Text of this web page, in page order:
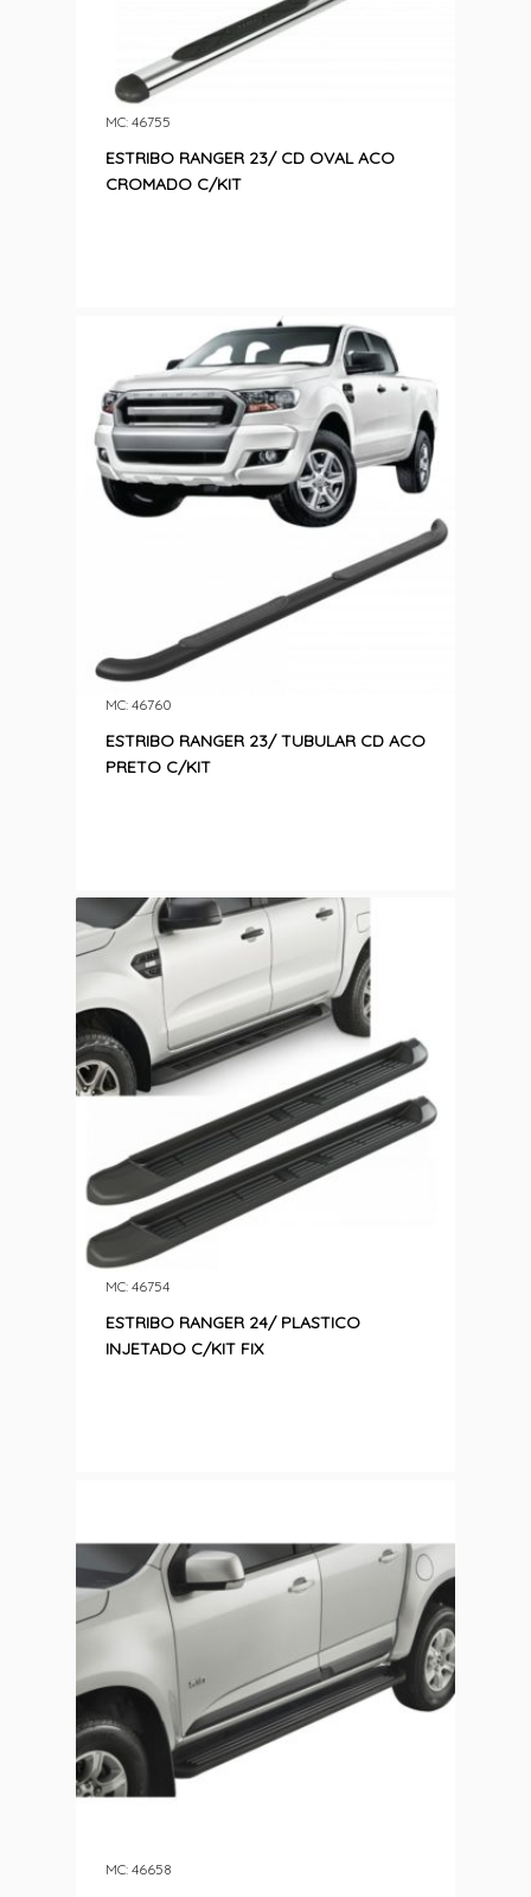
ESTRIBO RANGER 23/ CD OVAL ACO
CROMADO C/KIT
MC: 46755
ESTRIBO RANGER 23/ TUBULAR CD ACO
PRETO C/KIT
MC: 46760
ESTRIBO RANGER 24/ PLASTICO
INJETADO C/KIT FIX
MC: 46754
MC: 46658